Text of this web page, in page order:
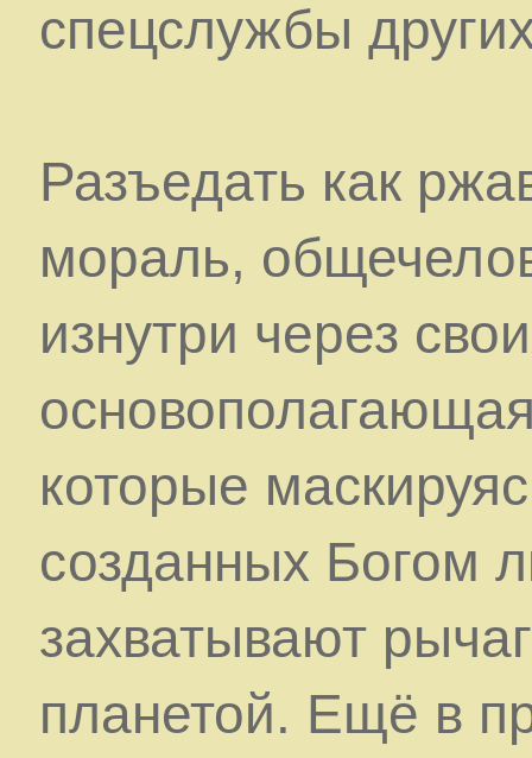
спецслужбы
Разъедать как
мораль,
изнутри через
которые
созданных Богом
захватывают
планетой. Ещё в